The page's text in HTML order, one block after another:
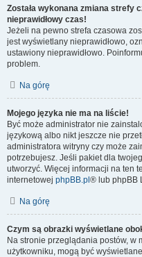
Została wykonana zmiana strefy
nieprawidłowy czas!
Jeżeli na pewno strefa czasowa
jest wyświetlany nieprawidłowo,
ustawiony nieprawidłowo.
problem.
Na górę
Mojego języka nie ma na liście!
Być może administrator nie
językową albo nikt jeszcze nie
administratora witryny czy może
potrzebujesz. Jeśli pakiet dla
utworzyć. Więcej informacji na ten
internetowej phpBB.pl ® lub phpBB
Na górę
Czym są obrazki wyświetlane
Na stronie przeglądania postów, w
użytkowniku, mogą być